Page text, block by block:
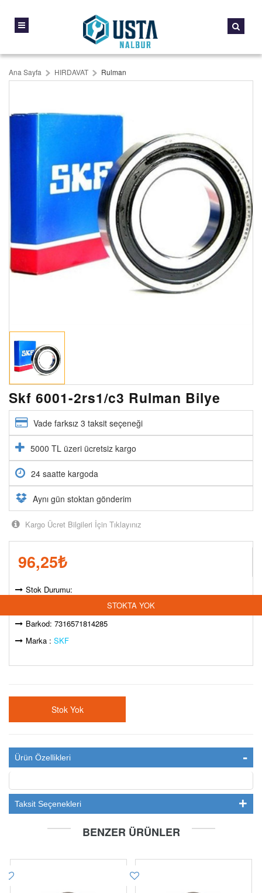
Ana Sayfa HIRDAVAT Rulman
Skf 6001-2rs1/c3 Rulman Bilye
Vade farksız 3 taksit seçeneği
5000 TL üzeri ücretsiz kargo
24 saatte kargoda
Aynı gün stoktan gönderim
Kargo Ücret Bilgileri İçin Tıklayınız
96,25₺
Stok Durumu:
STOKTA YOK
Model Kodu: STK-00545570
Barkod: 7316571814285
Marka : SKF
Stok Yok
Ürün Özellikleri
Taksit Seçenekleri
BENZER ÜRÜNLER